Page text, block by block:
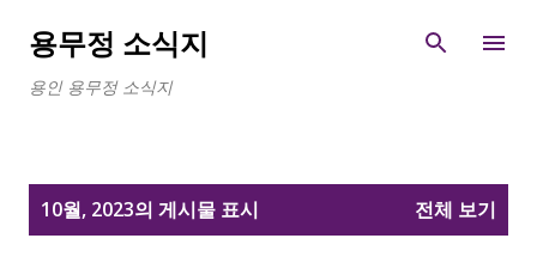
기본 콘텐츠로 건너뛰기
용무정 소식지
용인 용무정 소식지
10월, 2023의 게시물 표시 전체 보기